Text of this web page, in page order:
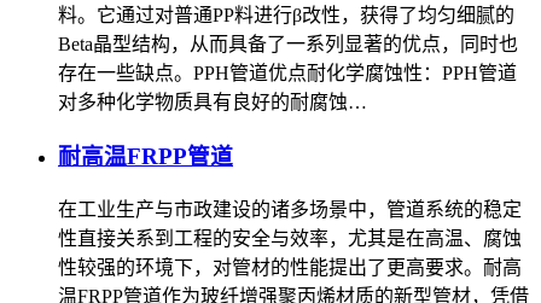
料。它通过对普通PP料进行β改性，获得了均匀细腻的
Beta晶型结构，从而具备了一系列显著的优点，同时也
存在一些缺点。PPH管道优点‌耐化学腐蚀性‌：PPH管道
对多种化学物质具有良好的耐腐蚀…
耐高温FRPP管道
在工业生产与市政建设的诸多场景中，管道系统的稳定
性直接关系到工程的安全与效率，尤其是在高温、腐蚀
性较强的环境下，对管材的性能提出了更高要求。耐高
温FRPP管道作为玻纤增强聚丙烯材质的新型管材，凭借